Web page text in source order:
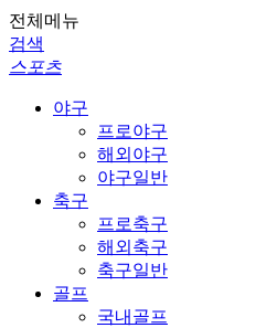
전체메뉴
검색
스포츠
야구
프로야구
해외야구
야구일반
축구
프로축구
해외축구
축구일반
골프
국내골프